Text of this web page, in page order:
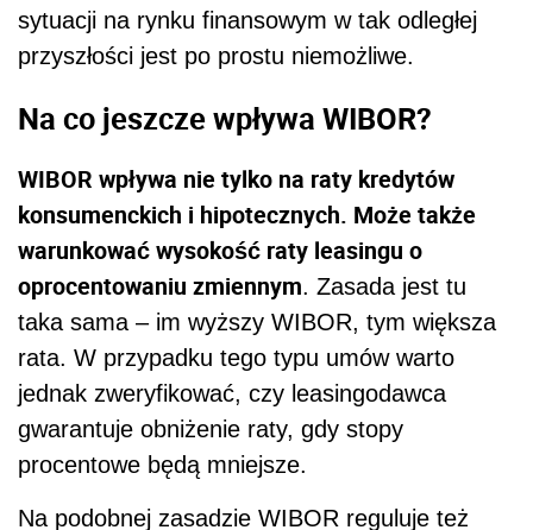
sytuacji na rynku finansowym w tak odległej
przyszłości jest po prostu niemożliwe.
Na co jeszcze wpływa WIBOR?
WIBOR wpływa nie tylko na raty kredytów
konsumenckich i hipotecznych. Może także
warunkować wysokość raty leasingu o
oprocentowaniu zmiennym. Zasada jest tu
taka sama – im wyższy WIBOR, tym większa
rata. W przypadku tego typu umów warto
jednak zweryfikować, czy leasingodawca
gwarantuje obniżenie raty, gdy stopy
procentowe będą mniejsze.
Na podobnej zasadzie WIBOR reguluje też